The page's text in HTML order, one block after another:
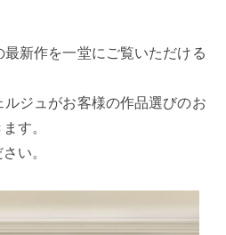
新作を一堂にご覧いただける
ジュがお客様の作品選びのお
す。
い。